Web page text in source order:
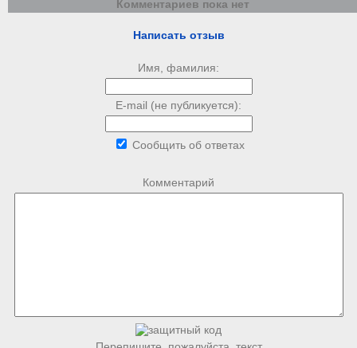
Комментариев пока нет
Написать отзыв
Имя, фамилия:
E-mail (не публикуется):
Сообщить об ответах
Комментарий